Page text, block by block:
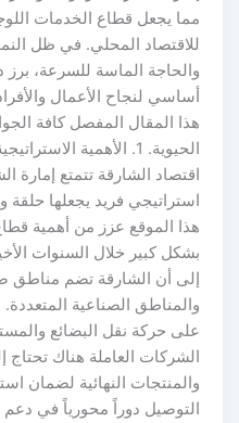
مما يجعل قطاع الخدمات
للاقتصاد المحلي. في ظل
والحاجة الماسة للسرعة،
أساسي لنجاح الأعمال
هذا المقال المفصل كافة
الحيوية. 1. الأهمية
اقتصاد الشارقة تتمتع إمارة
استراتيجي فريد يجعلها
هذا الموقع عزز من أهمية
بشكل كبير خلال السنوات
إلى أن الشارقة تضم مناطق
والمناطق الصناعية
على حركة نقل البضائع
الشركات العاملة هناك تحتاج
والمنتجات النهائية لضمان
التوصيل دوراً محورياً في